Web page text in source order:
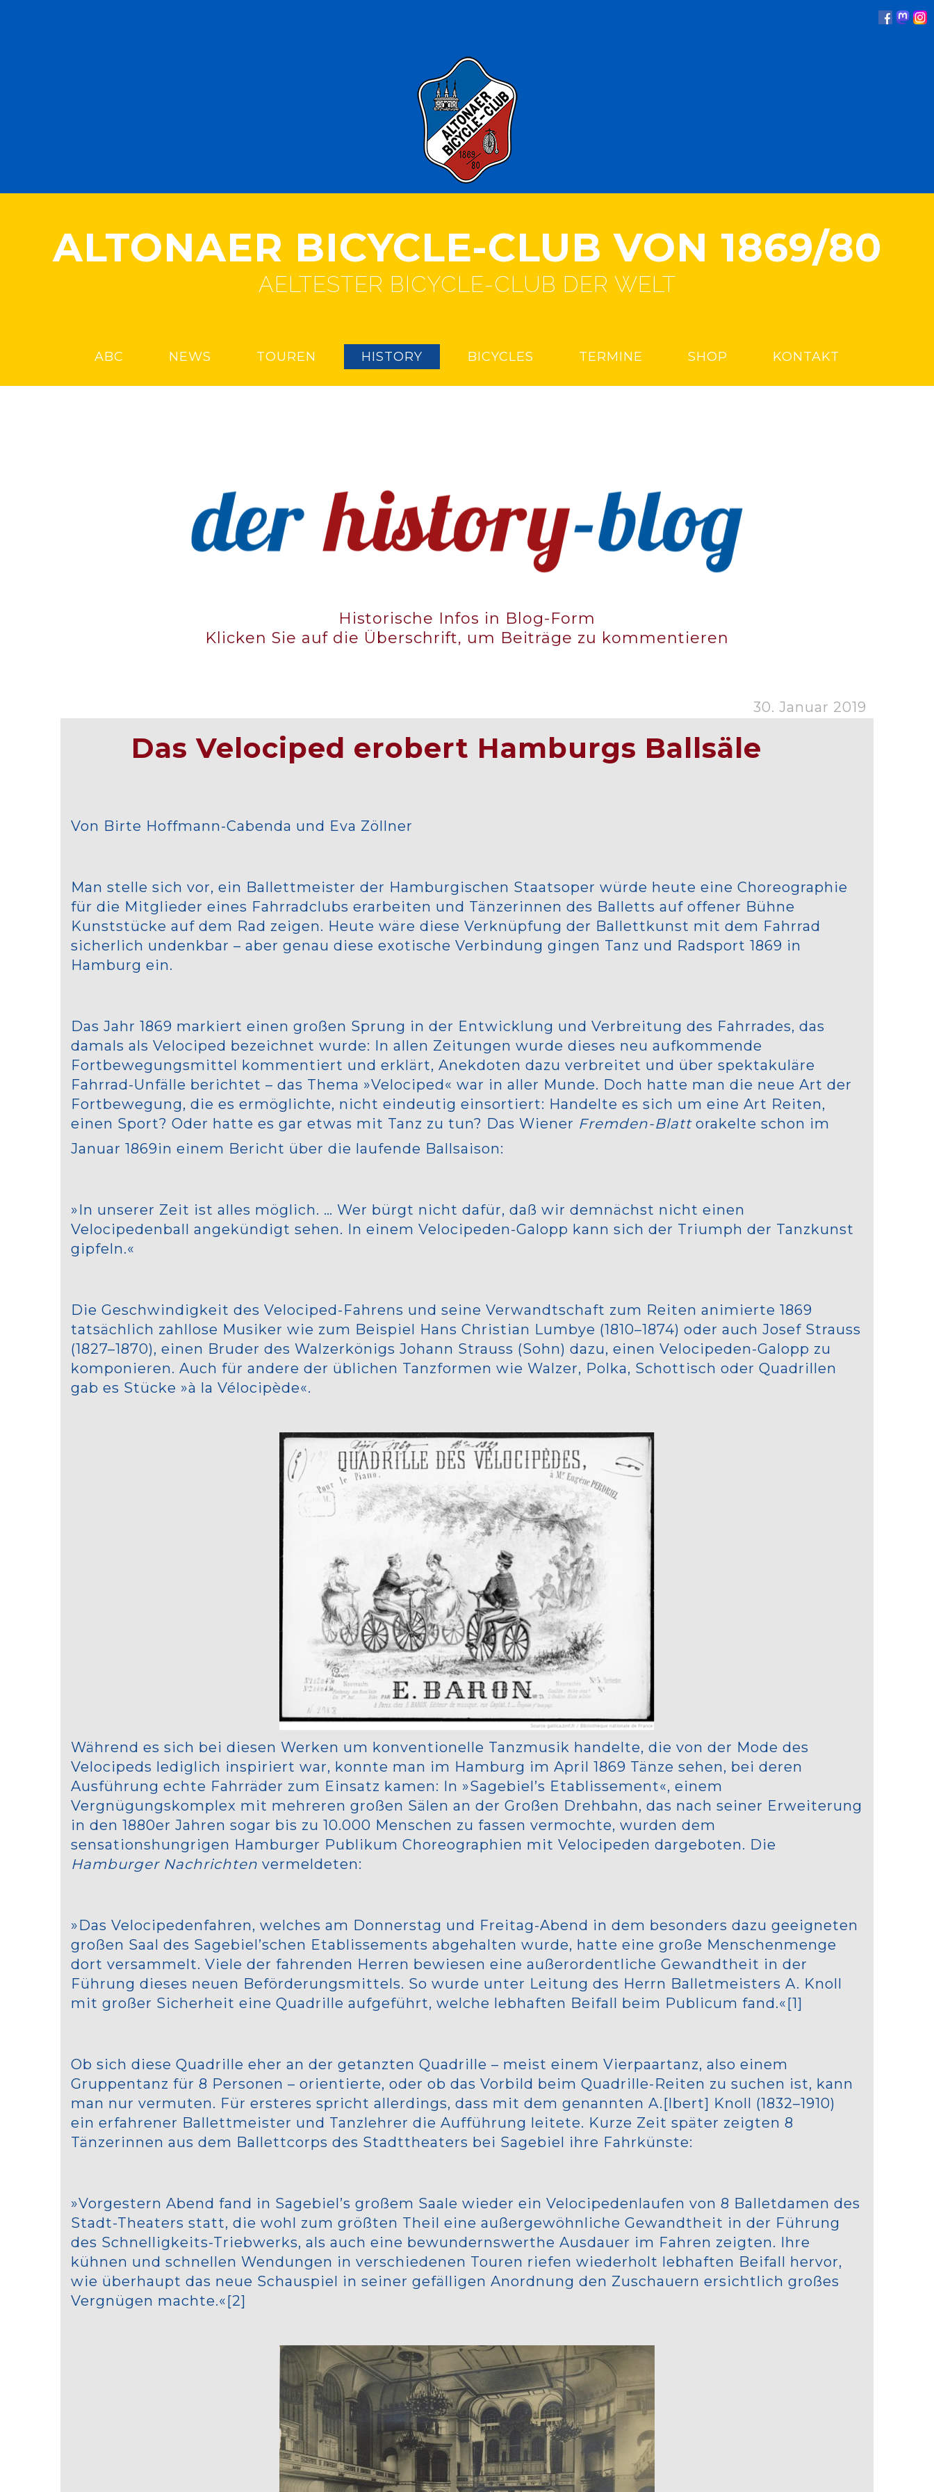
ALTONAER BICYCLE-CLUB VON 1869/80
AELTESTER BICYCLE-CLUB DER WELT
ABC NEWS TOUREN HISTORY BICYCLES TERMINE SHOP KONTAKT
Historische Infos in Blog-Form
Klicken Sie auf die Überschrift, um Beiträge zu kommentieren
30. Januar 2019
Das Velociped erobert Hamburgs Ballsäle
Von Birte Hoffmann-Cabenda und Eva Zöllner
Man stelle sich vor, ein Ballettmeister der Hamburgischen Staatsoper würde heute eine Choreographie
für die Mitglieder eines Fahrradclubs erarbeiten und Tänzerinnen des Balletts auf offener Bühne
Kunststücke auf dem Rad zeigen. Heute wäre diese Verknüpfung der Ballettkunst mit dem Fahrrad
sicherlich undenkbar – aber genau diese exotische Verbindung gingen Tanz und Radsport 1869 in
Hamburg ein.
Das Jahr 1869 markiert einen großen Sprung in der Entwicklung und Verbreitung des Fahrrades, das
damals als Velociped bezeichnet wurde: In allen Zeitungen wurde dieses neu aufkommende
Fortbewegungsmittel kommentiert und erklärt, Anekdoten dazu verbreitet und über spektakuläre
Fahrrad-Unfälle berichtet – das Thema »Velociped« war in aller Munde. Doch hatte man die neue Art der
Fortbewegung, die es ermöglichte, nicht eindeutig einsortiert: Handelte es sich um eine Art Reiten,
einen Sport? Oder hatte es gar etwas mit Tanz zu tun? Das Wiener Fremden-Blattorakelte schon im
Januar 1869in einem Bericht über die laufende Ballsaison:
»In unserer Zeit ist alles möglich. … Wer bürgt nicht dafür, daß wir demnächst nicht einen
Velocipedenball angekündigt sehen. In einem Velocipeden-Galopp kann sich der Triumph der Tanzkunst
gipfeln.«
Die Geschwindigkeit des Velociped-Fahrens und seine Verwandtschaft zum Reiten animierte 1869
tatsächlich zahllose Musiker wie zum Beispiel Hans Christian Lumbye (1810–1874) oder auch Josef Strauss
(1827–1870), einen Bruder des Walzerkönigs Johann Strauss (Sohn) dazu, einen Velocipeden-Galopp zu
komponieren. Auch für andere der üblichen Tanzformen wie Walzer, Polka, Schottisch oder Quadrillen
gab es Stücke »à la Vélocipède«.
Während es sich bei diesen Werken um konventionelle Tanzmusik handelte, die von der Mode des
Velocipeds lediglich inspiriert war, konnte man im Hamburg im April 1869 Tänze sehen, bei deren
Ausführung echte Fahrräder zum Einsatz kamen: In »Sagebiel’s Etablissement«, einem
Vergnügungskomplex mit mehreren großen Sälen an der Großen Drehbahn, das nach seiner Erweiterung
in den 1880er Jahren sogar bis zu 10.000 Menschen zu fassen vermochte, wurden dem
sensationshungrigen Hamburger Publikum Choreographien mit Velocipeden dargeboten. Die
Hamburger Nachrichten vermeldeten:
»Das Velocipedenfahren, welches am Donnerstag und Freitag-Abend in dem besonders dazu geeigneten
großen Saal des Sagebiel’schen Etablissements abgehalten wurde, hatte eine große Menschenmenge
dort versammelt. Viele der fahrenden Herren bewiesen eine außerordentliche Gewandtheit in der
Führung dieses neuen Beförderungsmittels. So wurde unter Leitung des Herrn Balletmeisters A. Knoll
mit großer Sicherheit eine Quadrille aufgeführt, welche lebhaften Beifall beim Publicum fand.«[1]
Ob sich diese Quadrille eher an der getanzten Quadrille – meist einem Vierpaartanz, also einem
Gruppentanz für 8 Personen – orientierte, oder ob das Vorbild beim Quadrille-Reiten zu suchen ist, kann
man nur vermuten. Für ersteres spricht allerdings, dass mit dem genannten A.[lbert] Knoll (1832–1910)
ein erfahrener Ballettmeister und Tanzlehrer die Aufführung leitete. Kurze Zeit später zeigten 8
Tänzerinnen aus dem Ballettcorps des Stadttheaters bei Sagebiel ihre Fahrkünste:
»Vorgestern Abend fand in Sagebiel’s großem Saale wieder ein Velocipedenlaufen von 8 Balletdamen des
Stadt-Theaters statt, die wohl zum größten Theil eine außergewöhnliche Gewandtheit in der Führung
des Schnelligkeits-Triebwerks, als auch eine bewundernswerthe Ausdauer im Fahren zeigten. Ihre
kühnen und schnellen Wendungen in verschiedenen Touren riefen wiederholt lebhaften Beifall hervor,
wie überhaupt das neue Schauspiel in seiner gefälligen Anordnung den Zuschauern ersichtlich großes
Vergnügen machte.«[2]